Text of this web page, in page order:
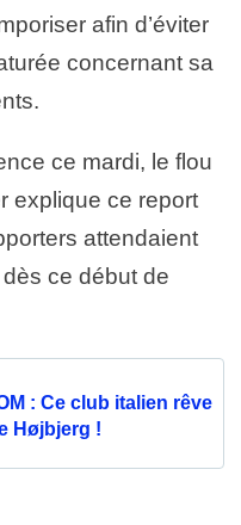
afin d’éviter
concernant sa
ce mardi, le flou
explique ce report
attendaient
dès ce début de
: Ce club italien rêve
Højbjerg !